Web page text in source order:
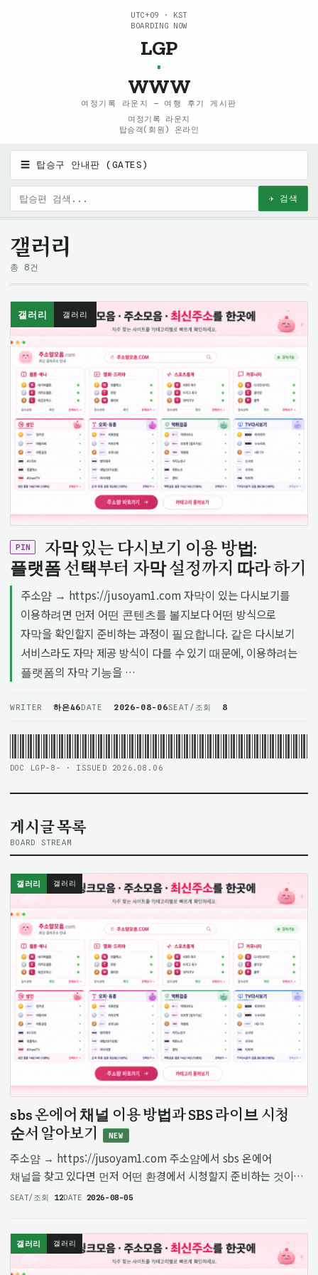
UTC+09 · KST
BOARDING NOW
LGP
·
WWW
여정기록 라운지 — 여행 후기 게시판
여정기록 라운지
탑승객(회원) 온라인
☰ 탑승구 안내판 (GATES)
✈ 검색
갤러리
총 8건
갤러리 갤러리
PIN
자막 있는 다시보기 이용 방법:
플랫폼 선택부터 자막 설정까지 따라 하기
주소얌 → https://jusoyam1.com 자막이 있는 다시보기를
이용하려면 먼저 어떤 콘텐츠를 볼지보다 어떤 방식으로
자막을 확인할지 준비하는 과정이 필요합니다. 같은 다시보기
서비스라도 자막 제공 방식이 다를 수 있기 때문에, 이용하려는
플랫폼의 자막 기능을 …
WRITER하은46DATE 2026-08-06SEAT/조회 8
DOC LGP-8- · ISSUED 2026.08.06
게시글 목록
BOARD STREAM
갤러리 갤러리
sbs 온에어 채널 이용 방법과 SBS 라이브 시청
순서 알아보기
NEW
주소얌 → https://jusoyam1.com 주소얌에서 sbs 온에어
채널을 찾고 있다면 먼저 어떤 환경에서 시청할지 준비하는 것이
좋습니다. SBS 온에어 채널은 실시간 방송을 확인하려는
SEAT/조회 12DATE 2026-08-05
갤러리 갤러리